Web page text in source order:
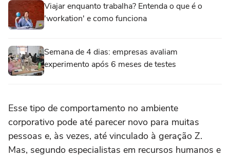
Viajar enquanto trabalha? Entenda o que é o
'workation' e como funciona
Semana de 4 dias: empresas avaliam
experimento após 6 meses de testes
Esse tipo de comportamento no ambiente
corporativo pode até parecer novo para muitas
pessoas e, às vezes, até vinculado à geração Z.
Mas, segundo especialistas em recursos humanos e